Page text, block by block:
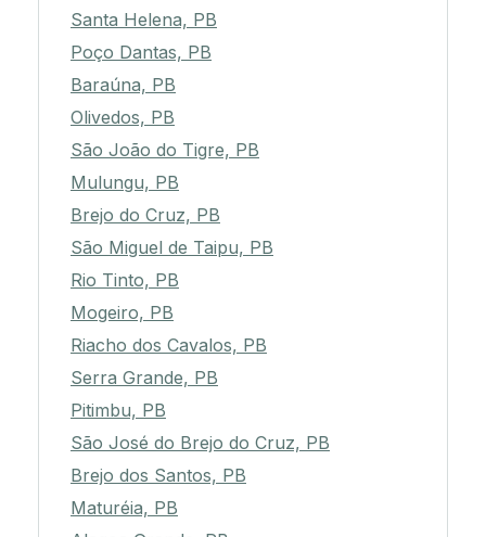
Santa Helena, PB
Poço Dantas, PB
Baraúna, PB
Olivedos, PB
São João do Tigre, PB
Mulungu, PB
Brejo do Cruz, PB
São Miguel de Taipu, PB
Rio Tinto, PB
Mogeiro, PB
Riacho dos Cavalos, PB
Serra Grande, PB
Pitimbu, PB
São José do Brejo do Cruz, PB
Brejo dos Santos, PB
Maturéia, PB